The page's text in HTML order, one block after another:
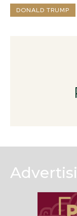
DONALD TRUMP